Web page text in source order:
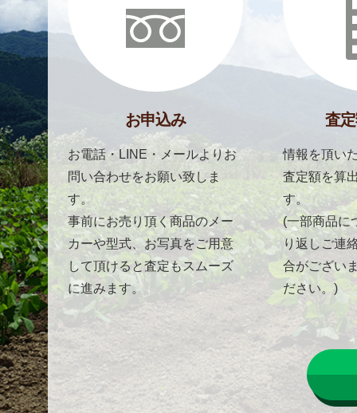
お申込み
お電話・LINE・メールよりお
問い合わせをお願い致しま
す。
事前にお売り頂く商品のメー
カーや型式、お写真をご用意
して頂けると査定もスムーズ
に進みます。
査
情報を頂い
査定額を算
す。
(一部商品に
り返しご連
合がござい
ださい。)